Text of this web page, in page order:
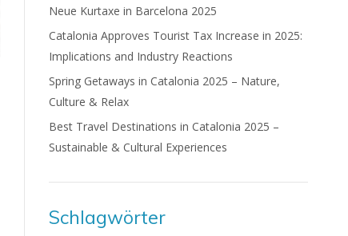
Neue Kurtaxe in Barcelona 2025
Catalonia Approves Tourist Tax Increase in 2025:
Implications and Industry Reactions
Spring Getaways in Catalonia 2025 – Nature,
Culture & Relax
Best Travel Destinations in Catalonia 2025 –
Sustainable & Cultural Experiences
Schlagwörter